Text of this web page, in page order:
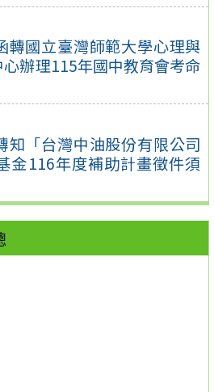
轉國立臺灣師範大學心理與
辦理115年國中教育會考命
知「台灣中油股份有限公司
金116年度補助計畫徵件須